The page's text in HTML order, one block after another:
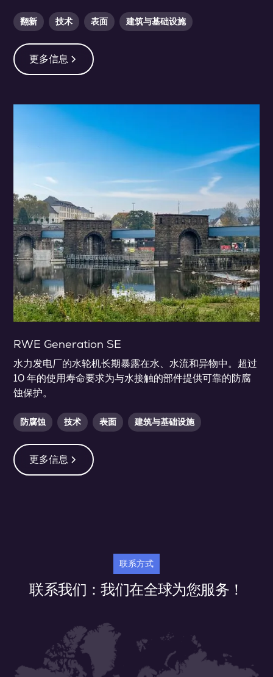
翻新 技术 表面 建筑与基础设施
更多信息
RWE Generation SE
水力发电厂的水轮机长期暴露在水、水流和异物中。超过
10 年的使用寿命要求为与水接触的部件提供可靠的防腐
蚀保护。
防腐蚀 技术 表面 建筑与基础设施
更多信息
联系方式
联系我们 ：我们在全球为您服务！